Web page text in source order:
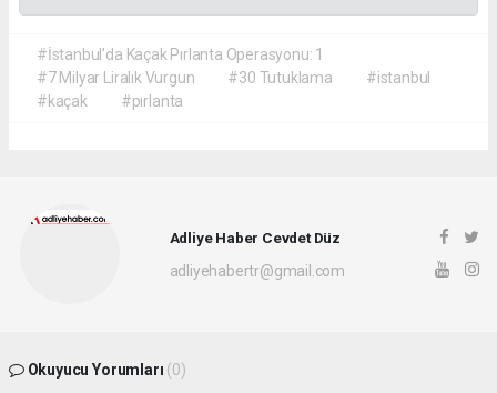
#İstanbul’da Kaçak Pırlanta Operasyonu: 1
#7 Milyar Liralık Vurgun
#30 Tutuklama
#istanbul
#kaçak
#pırlanta
Adliye Haber Cevdet Düz
adliyehabertr@gmail.com
Okuyucu Yorumları (0)